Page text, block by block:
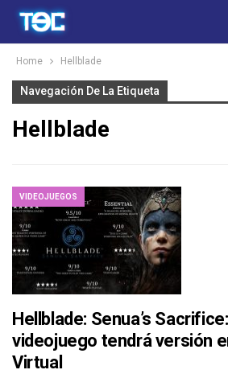
Home Hellblade
Navegación De La Etiqueta
Hellblade
VIDEOJUEGOS
Hellblade: Senua’s
videojuego tendrá versión
Virtual